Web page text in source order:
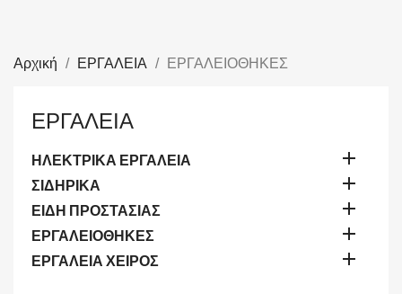
Αρχική ΕΡΓΑΛΕΙΑ ΕΡΓΑΛΕΙΟΘΗΚΕΣ
ΕΡΓΑΛΕΙΑ
ΗΛΕΚΤΡΙΚΑ ΕΡΓΑΛΕΙΑ 
ΣΙΔΗΡΙΚΑ 
ΕΙΔΗ ΠΡΟΣΤΑΣΙΑΣ 
ΕΡΓΑΛΕΙΟΘΗΚΕΣ 
ΕΡΓΑΛΕΙΑ ΧΕΙΡΟΣ 